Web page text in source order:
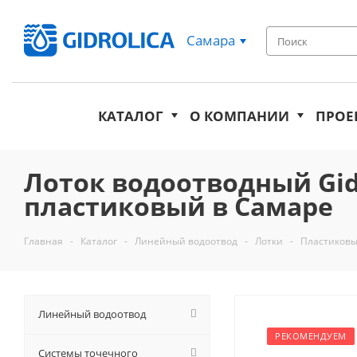
Самара
КАТАЛОГ О КОМПАНИИ
Лоток водоотводный
пластиковый в Самаре
Главная - Каталог - Линейный водоотвод - Лотки -
РЕКОМЕНДУЕМ
Линейный водоотвод
Системы точечного